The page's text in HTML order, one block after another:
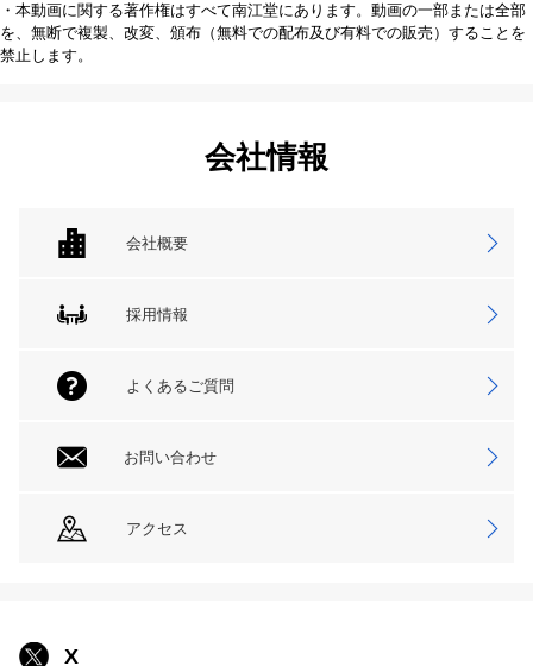
・本動画に関する著作権はすべて南江堂にあります。動画の一部または全部
を、無断で複製、改変、頒布（無料での配布及び有料での販売）することを
禁止します。
会社情報
会社概要
採用情報
よくあるご質問
お問い合わせ
アクセス
X